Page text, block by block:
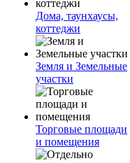
Дома, таунхаусы,
коттеджи
Земля и Земельные
участки
Торговые площади
и помещения